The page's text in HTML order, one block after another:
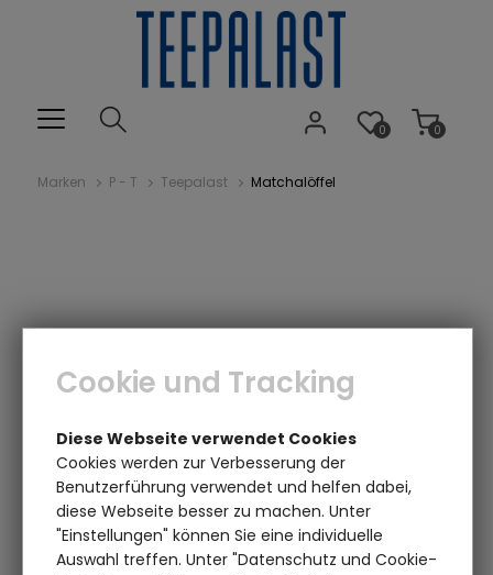
0
0
Marken P - T Teepalast Matchalöffel
Cookie und Tracking
Diese Webseite verwendet Cookies
Cookies werden zur Verbesserung der
Benutzerführung verwendet und helfen dabei,
diese Webseite besser zu machen. Unter
"Einstellungen" können Sie eine individuelle
Auswahl treffen. Unter "Datenschutz und Cookie-